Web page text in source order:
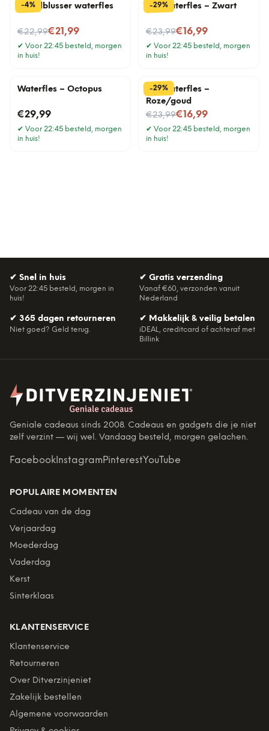
-4%
Brandblusser waterfles
€22,99
Nu voor€21,99
✔ Voor 22:45 besteld, morgen
in huis!
-29%
Kat waterfles – Zwart
€23,99
Nu voor€16,99
✔ Voor 22:45 besteld, morgen
in huis!
Waterfles – Octopus
€29,99
✔ Voor 22:45 besteld, morgen
in huis!
-29%
Kat waterfles –
Roze/goud
€23,99
Nu voor€16,99
✔ Voor 22:45 besteld, morgen
in huis!
✔ Snel in huis
Voor 22:45 besteld, morgen in
huis!
✔ Gratis verzending
Vanaf €60, verzonden vanuit
Nederland
✔ 365 dagen retourneren
Niet goed? Geld terug.
✔ Makkelijk & veilig betalen
iDEAL, creditcard of achteraf met
Billink
Geniale cadeaus sinds 2008. Cadeaus en gadgets die je niet
zelf verzint — wij wel. Vandaag besteld, morgen gelachen.
Facebook InstagramPinterestYouTube
POPULAIRE MOMENTEN
Cadeau van de dag
Verjaardag
Moederdag
Vaderdag
Kerst
Sinterklaas
KLANTENSERVICE
Klantenservice
Retourneren
Over Ditverzinjeniet
Zakelijk bestellen
Algemene voorwaarden